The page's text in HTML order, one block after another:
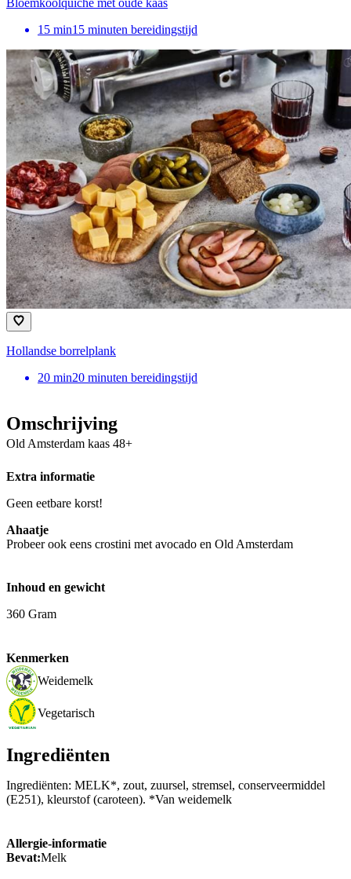
Bloemkoolquiche met oude kaas
15 min15 minuten bereidingstijd
Hollandse borrelplank
20 min20 minuten bereidingstijd
Omschrijving
Old Amsterdam kaas 48+
Extra informatie
Geen eetbare korst!
Ahaatje
Probeer ook eens crostini met avocado en Old Amsterdam
Inhoud en gewicht
360 Gram
Kenmerken
Weidemelk
Vegetarisch
Ingrediënten
Ingrediënten: MELK*, zout, zuursel, stremsel, conserveermiddel
(E251), kleurstof (caroteen). *Van weidemelk
Allergie-informatie
Bevat:Melk